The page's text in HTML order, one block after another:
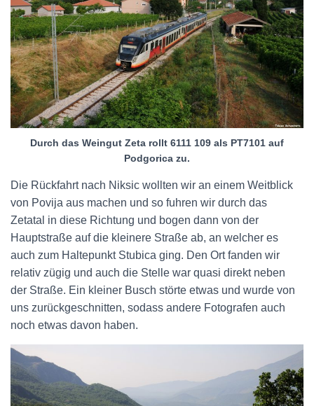
Durch das Weingut Zeta rollt 6111 109 als PT7101 auf
Podgorica zu.
Die Rückfahrt nach Niksic wollten wir an einem Weitblick
von Povija aus machen und so fuhren wir durch das
Zetatal in diese Richtung und bogen dann von der
Hauptstraße auf die kleinere Straße ab, an welcher es
auch zum Haltepunkt Stubica ging. Den Ort fanden wir
relativ zügig und auch die Stelle war quasi direkt neben
der Straße. Ein kleiner Busch störte etwas und wurde von
uns zurückgeschnitten, sodass andere Fotografen auch
noch etwas davon haben.